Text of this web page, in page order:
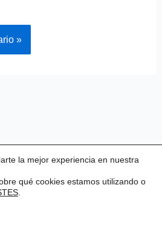
Valladolid Club Esgrima
la mejor experiencia en nuestra
qué cookies estamos utilizando o